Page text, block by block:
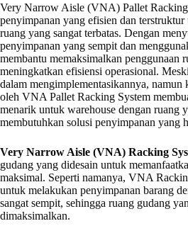
Very Narrow Aisle (VNA) Pallet Racking
penyimpanan yang efisien dan
ruang yang sangat terbatas. Dengan
penyimpanan yang sempit dan
membantu memaksimalkan penggunaan
meningkatkan efisiensi operasional.
dalam mengimplementasikannya,
oleh VNA Pallet Racking System
menarik untuk warehouse dengan ruang
membutuhkan solusi penyimpanan yang
Very Narrow Aisle (VNA) Racking
gudang yang didesain untuk
maksimal. Seperti namanya, VNA
untuk melakukan penyimpanan barang
sangat sempit, sehingga ruang gudang
dimaksimalkan.